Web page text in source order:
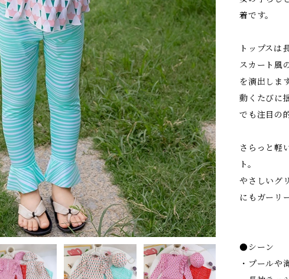
着です。
トップスは
スカート風
を演出します
動くたびに
でも注目の
さらっと軽
ト。
やさしいグ
にもガーリ
●シーン
・プールや